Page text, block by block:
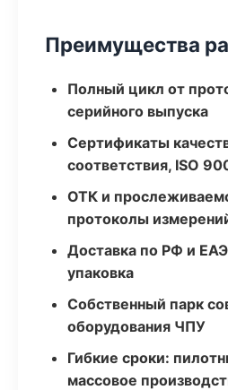
Преимущества
Полный цикл от
серийного выпуска
Сертификаты
соответствия, ISO
ОТК и
протоколы
Доставка по РФ и
упаковка
Собственный парк
оборудования ЧПУ
Гибкие сроки:
массовое